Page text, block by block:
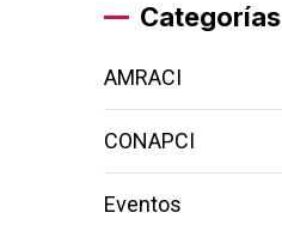
Categorías
AMRACI
CONAPCI
Eventos